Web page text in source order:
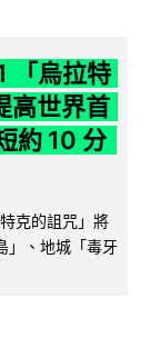
「烏拉特
高世界首
約 10 分
克的詛咒」將
」、地城「毒牙